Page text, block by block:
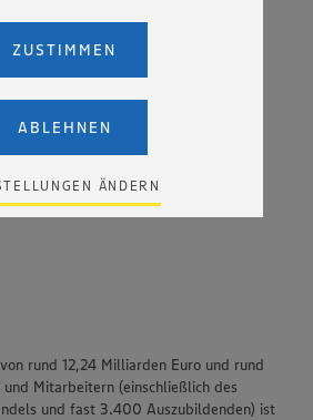
YouTube und Vimeo zu ändern,
(IP-Adresse, Zeitstempel, ggf.
unserer Webseite) an die Anbieter der
Vimeo in den USA übermittelt und
Der EuGH sieht die USA als Land
an. Es besteht das
durch US-amerikanische Behörden.
nicht genau, wie die Anbieter der
Ihre Daten verarbeiten. Weitere
ÄNDERN
ABLEHNEN
ZUSTIMMEN
rund 12,24 Milliarden Euro und rund
Mitarbeitern (einschließlich des
und fast 3.400 Auszubildenden) ist